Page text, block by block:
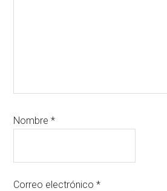
Nombre*
Correo electrónico*